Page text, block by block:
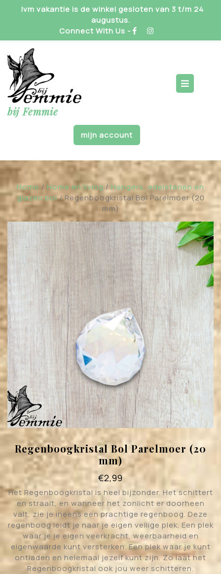
Ivm vakantie is de winkel gesloten van 3 t/m 24
augustus.
Connect With Us -
bij Femmie
mijn account
Home/ Home en living / Hangers, edelstenen en
glazen bol/ Regenboogkristal Bol Parelmoer (20
mm)
Regenboogkristal Bol Parelmoer (20
mm)
€2,99
Het Regenboogkristal is heel bijzonder. Het schittert
en straalt, en wanneer het zonlicht er doorheen
valt, zie je ineens een prachtige regenboog. Deze
regenboog leidt je naar je eigen veilige plek. Een plek
waar je je eigen veerkracht, weerbaarheid en
eigenwaarde kunt versterken. Een plek waar je kunt
ontladen en helemaal jezelf kunt zijn. Zo laat het
Regenboogkristal ook jou weer schitteren.